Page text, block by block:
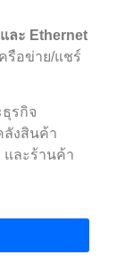
ละ Ethernet
รือข่าย/แชร์
รกิจ
ลังสินค้า
และร้านค้า